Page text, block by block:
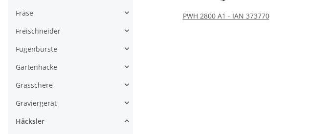
PWH 2800 A1 - IAN 373770
Fräse
Freischneider
Fugenbürste
Gartenhacke
Grasschere
Graviergerät
Häcksler